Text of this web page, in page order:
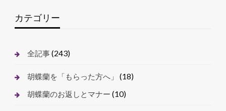
カテゴリー
全記事(243)
胡蝶蘭を「もらった方へ」 (18)
胡蝶蘭のお返しとマナー (10)